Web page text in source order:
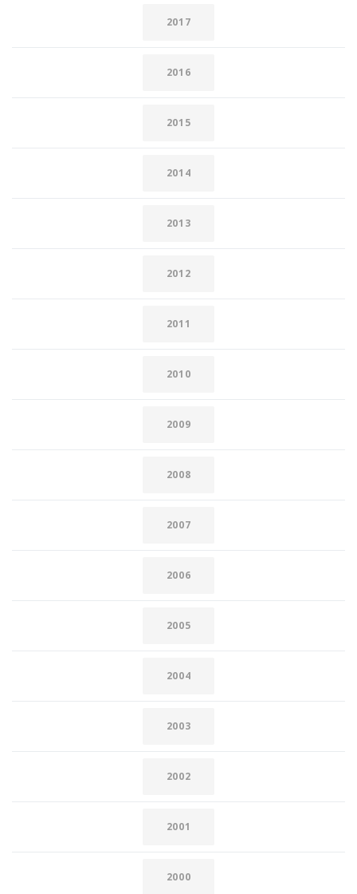
2017
2016
2015
2014
2013
2012
2011
2010
2009
2008
2007
2006
2005
2004
2003
2002
2001
2000